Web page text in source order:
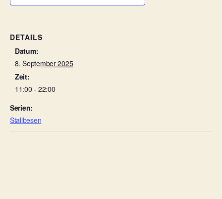
DETAILS
Datum:
8. September 2025
Zeit:
11:00 - 22:00
Serien:
Stallbesen